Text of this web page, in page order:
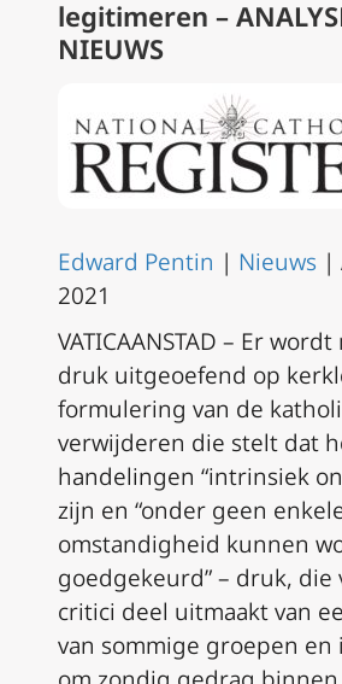
legitimeren –
NIEUWS
Edward Pentin | Nieuws |
2021
VATICAANSTAD – Er
druk uitgeoefend op
formulering van de
verwijderen die stelt dat
handelingen “intrinsiek
zijn en “onder geen
omstandigheid kunnen
goedgekeurd” – druk, die
critici deel uitmaakt van
van sommige groepen en